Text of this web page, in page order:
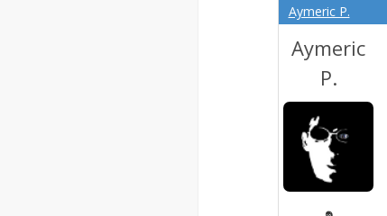
Aymeric P.
Aymeric
P.